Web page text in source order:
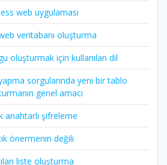
web uygulaması
veritabanı oluşturma
oluşturmak için kullanılan dil
sorgularında yeni bir tablo
genel amacı
anahtarlı şifreleme
önermenin değili
liste oluşturma